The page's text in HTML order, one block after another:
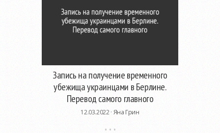
Запись на получение временного
убежища украинцами в Берлине.
Перевод самого главного
12.03.2022 · Яна Грин